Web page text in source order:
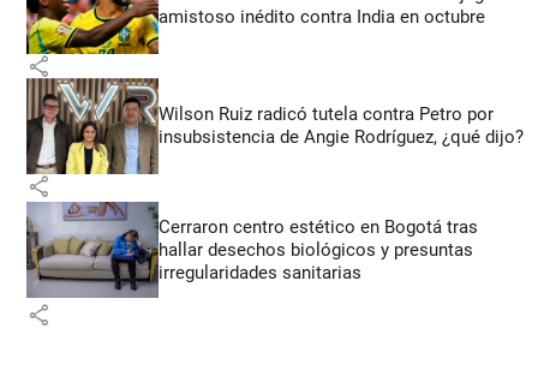
amistoso inédito contra India en octubre
share
Wilson Ruiz radicó tutela contra Petro por
insubsistencia de Angie Rodríguez, ¿qué dijo?
share
Cerraron centro estético en Bogotá tras
hallar desechos biológicos y presuntas
irregularidades sanitarias
share